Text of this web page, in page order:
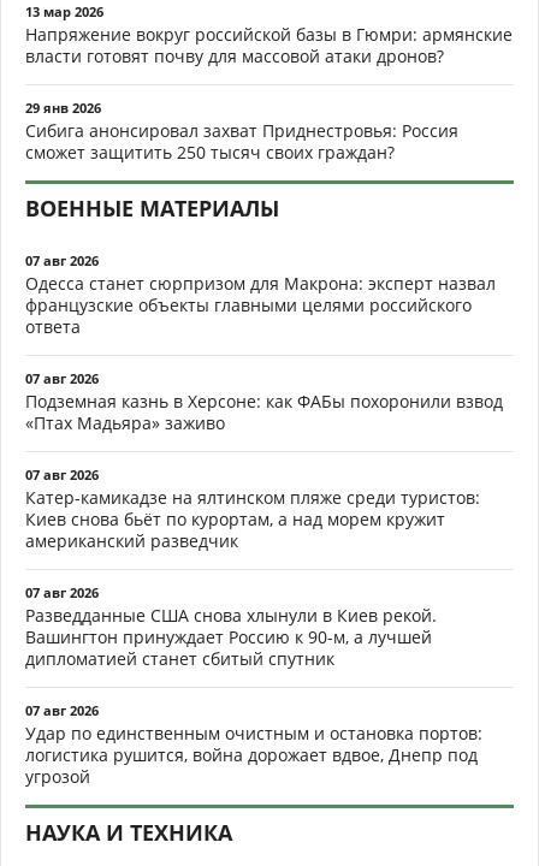
13 мар 2026
Напряжение вокруг российской базы в Гюмри: армянские
власти готовят почву для массовой атаки дронов?
29 янв 2026
Сибига анонсировал захват Приднестровья: Россия
сможет защитить 250 тысяч своих граждан?
ВОЕННЫЕ МАТЕРИАЛЫ
07 авг 2026
Одесса станет сюрпризом для Макрона: эксперт назвал
французские объекты главными целями российского
ответа
07 авг 2026
Подземная казнь в Херсоне: как ФАБы похоронили взвод
«Птах Мадьяра» заживо
07 авг 2026
Катер-камикадзе на ялтинском пляже среди туристов:
Киев снова бьёт по курортам, а над морем кружит
американский разведчик
07 авг 2026
Разведданные США снова хлынули в Киев рекой.
Вашингтон принуждает Россию к 90-м, а лучшей
дипломатией станет сбитый спутник
07 авг 2026
Удар по единственным очистным и остановка портов:
логистика рушится, война дорожает вдвое, Днепр под
угрозой
НАУКА И ТЕХНИКА